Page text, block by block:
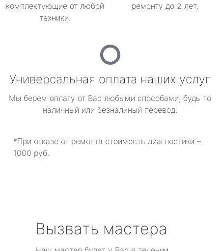
комплектующие от любой
техники.
ремонту до 2 лет.
Универсальная оплата наших услуг
Мы берем оплату от Вас любыми способами, будь то
наличный или безналиный перевод.
*При отказе от ремонта стоимость диагностики –
1000 руб.
Вызвать мастера